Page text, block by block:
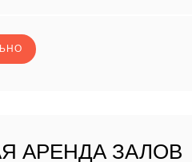
АРЕНДА ЗАЛОВ